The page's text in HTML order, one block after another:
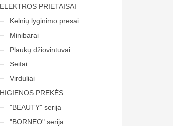
ELEKTROS PRIETAISAI
Kelnių lyginimo presai
Minibarai
Plaukų džiovintuvai
Seifai
Virduliai
HIGIENOS PREKĖS
"BEAUTY" serija
"BORNEO" serija